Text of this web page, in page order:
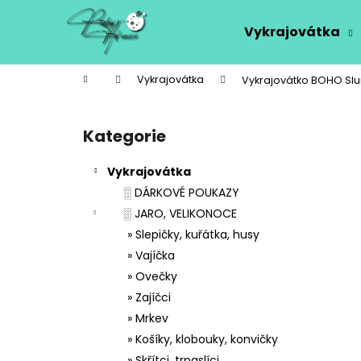
Vykrajovátka
Domů Vykrajovátka Vykrajovátko BOHO
Přeskočit
kategorie
Kategorie
Vykrajovátka
░ DÁRKOVÉ POUKAZY
░ JARO, VELIKONOCE
» Slepičky, kuřátka, husy
» Vajíčka
» Ovečky
» Zajíčci
» Mrkev
» Košíky, klobouky, konvičky
í
Zpět
do
Zpět
do